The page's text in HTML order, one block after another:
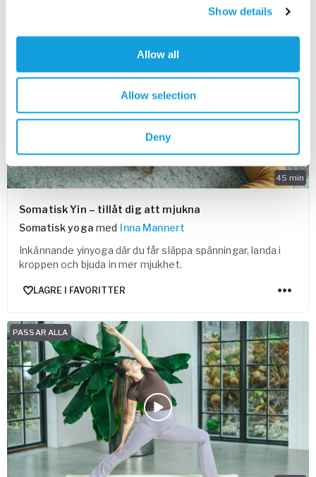
Show details
Allow all
Allow selection
Deny
45 min
Somatisk Yin – tillåt dig att mjukna
Somatisk yoga med Inna Mannert
Inkännande yinyoga där du får släppa spänningar, landa i
kroppen och bjuda in mer mjukhet.
LAGRE I FAVORITTER
PASSAR ALLA